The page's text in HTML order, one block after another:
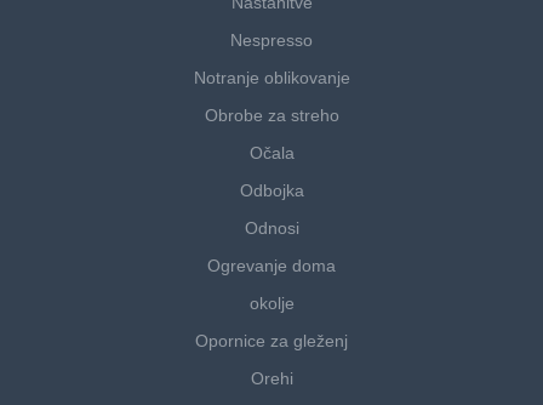
Nespresso
Notranje oblikovanje
Obrobe za streho
Očala
Odbojka
Odnosi
Ogrevanje doma
okolje
Opornice za gleženj
Orehi